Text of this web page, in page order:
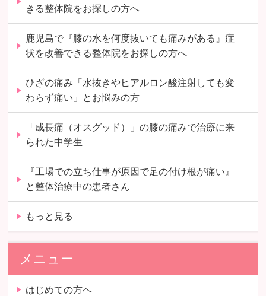
きる整体院をお探しの方へ
鹿児島で『膝の水を何度抜いても痛みがある』症
状を改善できる整体院をお探しの方へ
ひざの痛み「水抜きやヒアルロン酸注射しても変
わらず痛い」とお悩みの方
「成長痛（オスグッド）」の膝の痛みで治療に来
られた中学生
『工場での立ち仕事が原因で足の付け根が痛い』
と整体治療中の患者さん
もっと見る
メニュー
はじめての方へ